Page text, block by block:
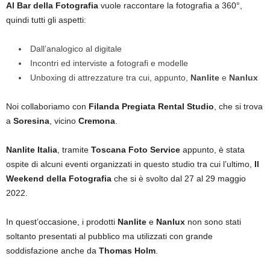
Al Bar della Fotografia vuole raccontare la fotografia a 360°,
quindi tutti gli aspetti:
Dall’analogico al digitale
Incontri ed interviste a fotografi e modelle
Unboxing di attrezzature tra cui, appunto, Nanlite e Nanlux
Noi collaboriamo con Filanda Pregiata Rental Studio , che si trova
a Soresina , vicino Cremona
Nanlite Italia , tramite Toscana Foto Service appunto, è stata
ospite di alcuni eventi organizzati in questo studio tra cui l’ultimo, Il
Weekend della Fotografia che si è svolto dal 27 al 29 maggio
2022.
In quest’occasione, i prodotti Nanlite e Nanlux non sono stati
soltanto presentati al pubblico ma utilizzati con grande
soddisfazione anche da Thomas Holm